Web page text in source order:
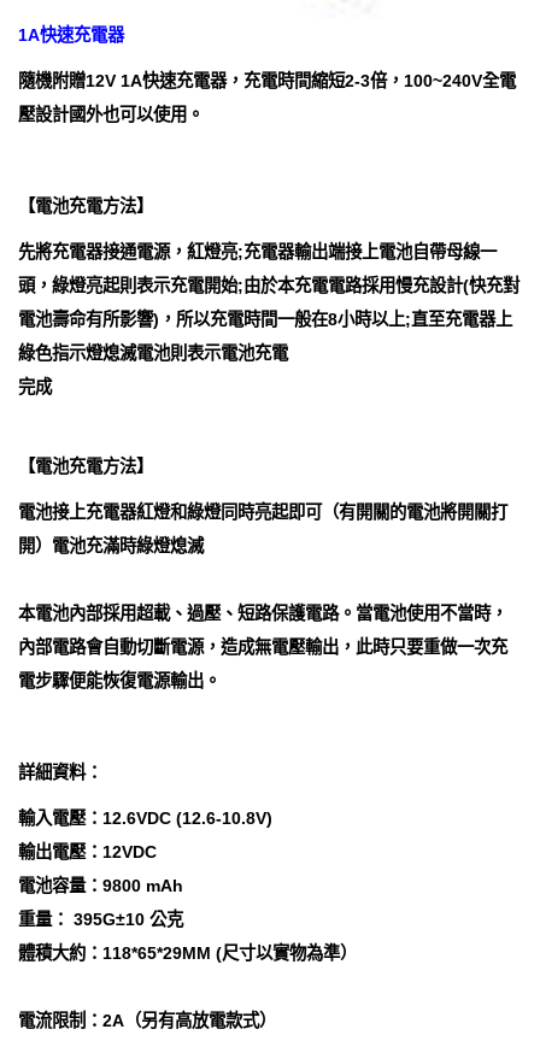
1A快速充電器
隨機附贈12V 1A快速充電器，充電時間縮短2-3倍，100~240V全電
壓設計國外也可以使用。
【電池充電方法】
先將充電器接通電源，紅燈亮;充電器輸出端接上電池自帶母線一
頭，綠燈亮起則表示充電開始;由於本充電電路採用慢充設計(快充對
電池壽命有所影響)，所以充電時間一般在8小時以上;直至充電器上
綠色指示燈熄滅電池則表示電池充電
完成
【電池充電方法】
電池接上充電器紅燈和綠燈同時亮起即可（有開關的電池將開關打
開）電池充滿時綠燈熄滅
本電池內部採用超載、過壓、短路保護電路。當電池使用不當時，
內部電路會自動切斷電源，造成無電壓輸出，此時只要重做一次充
電步驟便能恢復電源輸出。
詳細資料：
輸入電壓：12.6VDC (12.6-10.8V)
輸出電壓：12VDC
電池容量：9800 mAh
重量： 395G±10 公克
體積大約：118*65*29MM (尺寸以實物為準）
電流限制：2A（另有高放電款式）